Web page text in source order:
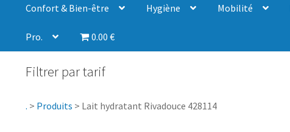
Confort & Bien-être Hygiène Mobilité
Pro. 0.00 €
Filtrer par tarif
. > Produits > Lait hydratant Rivadouce 428114